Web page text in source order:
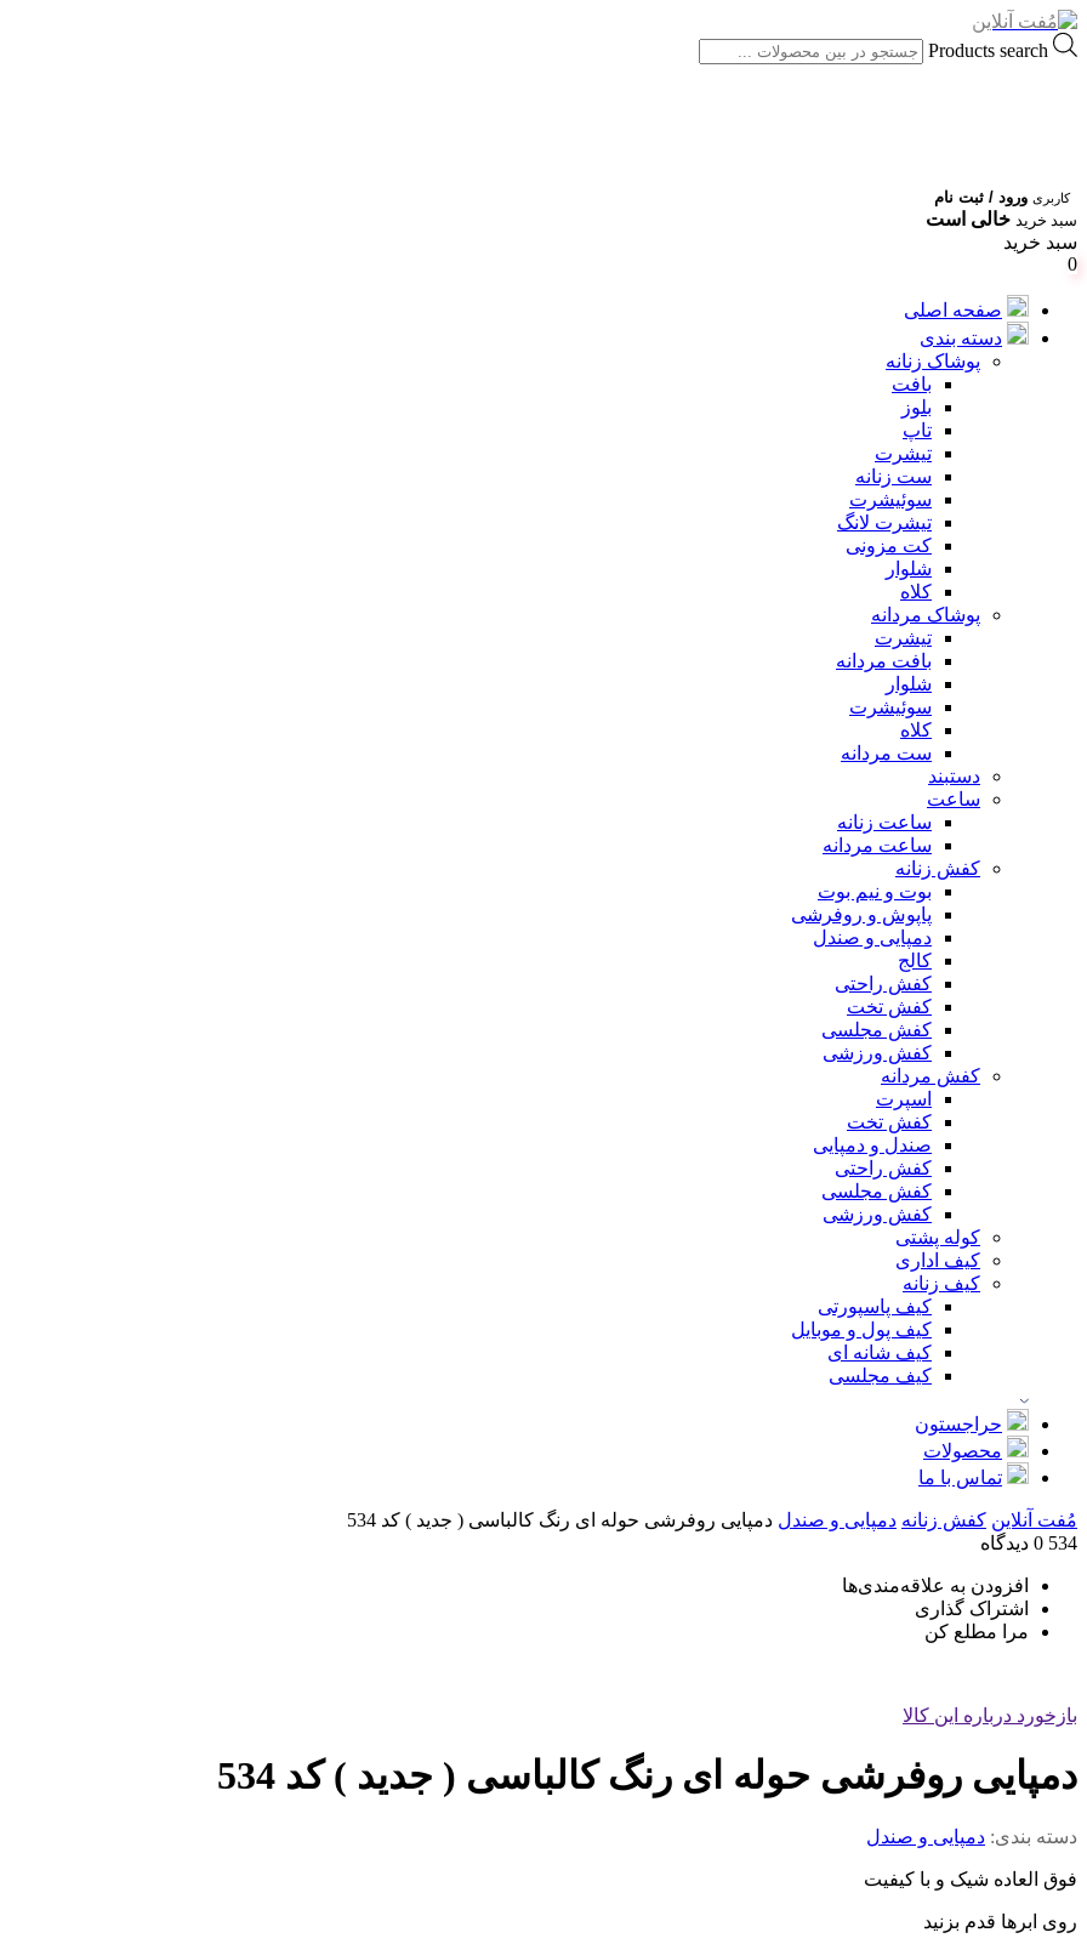
Products search
کاربری ورود / ثبت نام
سبد خرید خالی است
سبد خرید
0
صفحه اصلی
دسته بندی
پوشاک زنانه
بافت
بلوز
تاپ
تیشرت
ست زنانه
سوئیشرت
تیشرت لانگ
کت مزونی
شلوار
کلاه
پوشاک مردانه
تیشرت
بافت مردانه
شلوار
سوئیشرت
کلاه
ست مردانه
دستبند
ساعت
ساعت زنانه
ساعت مردانه
کفش زنانه
بوت و نیم بوت
پاپوش و روفرشی
دمپایی و صندل
کالج
کفش راحتی
کفش تخت
کفش مجلسی
کفش ورزشی
کفش مردانه
اسپرت
کفش تخت
صندل و دمپایی
کفش راحتی
کفش مجلسی
کفش ورزشی
کوله پشتی
کیف اداری
کیف زنانه
کیف پاسپورتی
کیف پول و موبایل
کیف شانه ای
کیف مجلسی
حراجستون
محصولات
تماس با ما
مُفت آنلاین کفش زنانه دمپایی و صندل دمپایی روفرشی حوله ای رنگ کالباسی ( جدید ) کد 534
534 0 دیدگاه
افزودن به علاقه‌مندی‌ها
اشتراک گذاری
مرا مطلع کن
بازخورد درباره این کالا
دمپایی روفرشی حوله ای رنگ کالباسی ( جدید ) کد 534
دسته بندی: دمپایی و صندل
فوق العاده شیک و با کیفیت
روی ابرها قدم بزنید